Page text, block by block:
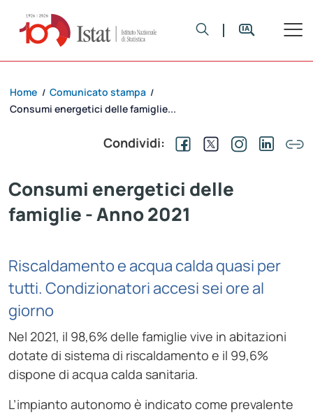
Home / Comunicato stampa /
Consumi energetici delle famiglie...
Condividi:
Consumi energetici delle
famiglie - Anno 2021
Riscaldamento e acqua calda quasi per
tutti. Condizionatori accesi sei ore al
giorno
Nel 2021, il 98,6% delle famiglie vive in abitazioni
dotate di sistema di riscaldamento e il 99,6%
dispone di acqua calda sanitaria.
L’impianto autonomo è indicato come prevalente